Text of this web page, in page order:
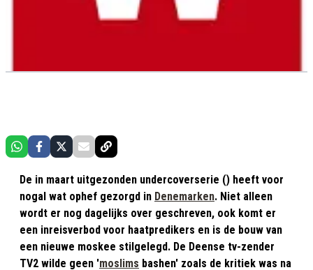
De in maart uitgezonden undercoverserie () heeft voor
nogal wat ophef gezorgd in Denemarken. Niet alleen
wordt er nog dagelijks over geschreven, ook komt er
een inreisverbod voor haatpredikers en is de bouw van
een nieuwe moskee stilgelegd. De Deense tv-zender
TV2 wilde geen 'moslims bashen' zoals de kritiek was na